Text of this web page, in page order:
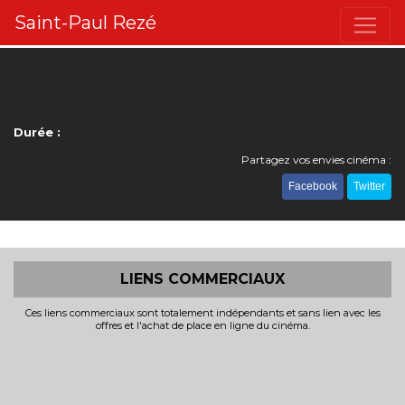
Saint-Paul Rezé
Durée :
Partagez vos envies cinéma :
Facebook Twitter
LIENS COMMERCIAUX
Ces liens commerciaux sont totalement indépendants et sans lien avec les
offres et l'achat de place en ligne du cinéma.